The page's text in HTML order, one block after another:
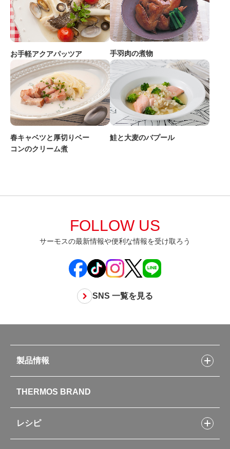
お手軽アクアパッツア 手羽肉の煮物
春キャベツと厚切りベー
コンのクリーム煮
鮭と大麦のバプール
FOLLOW US
サーモスの最新情報や便利な情報を受け取ろう
SNS 一覧を見る
製品情報
水筒
お弁当
キッチン用品
THERMOS BRAND
レシピ